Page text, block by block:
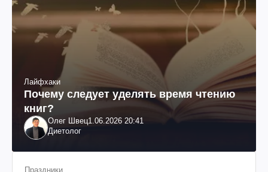
Лайфхаки
Почему следует уделять время чтению
книг?
Олег Швец1.06.2026 20:41
Диетолог
Праздники